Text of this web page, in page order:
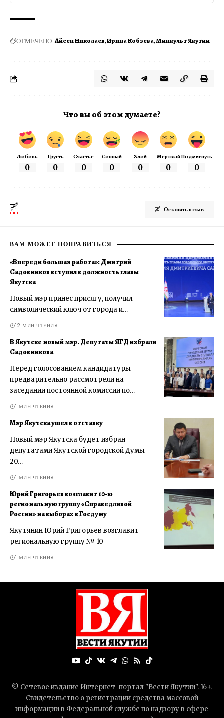
ОТМЕЧЕНО: Айсен Николаев Ирина Кобзева Минкульт Якутии
Что вы об этом думаете?
Любовь
0
Грусть
0
Счастье
0
Сонный
0
Злой
0
Мертвый
0
Подмигнуть
0
Оставить отзыв
ВАМ МОЖЕТ ПОНРАВИТЬСЯ
«Впереди большая работа»: Дмитрий
Садовников вступил в должность главы
Якутска
Новый мэр принес присягу, получил
символический ключ от города и…
12 МИН ЧТЕНИЯ
В Якутске новый мэр. Депутаты ЯГД избрали
Садовникова
Перед голосованием кандидатуры
предварительно рассмотрели на
заседании постоянной комиссии по…
1 МИН ЧТЕНИЯ
Мэр Якутска ушел в отставку
Новый мэр Якутска будет избран
депутатами Якутской городской Думы
20…
1 МИН ЧТЕНИЯ
Юрий Григорьев возглавит 10‑ю
региональную группу «Справедливой
России» на выборах в Госдуму
Якутянин Юрий Григорьев возглавит
региональную группу № 10
1 МИН ЧТЕНИЯ
© Сетевое издание Интернет-портал "Вести Якутии". 16+.
Свидетельство о регистрации средства массовой
информации в Федеральной службе по надзору в сфере